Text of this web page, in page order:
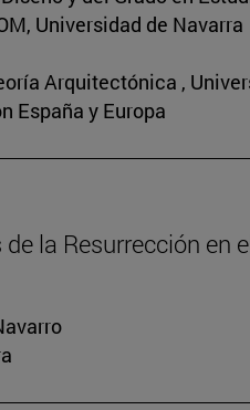
Universidad de Navarra
Arquitectónica ,
España y Europa
la Resurrección en